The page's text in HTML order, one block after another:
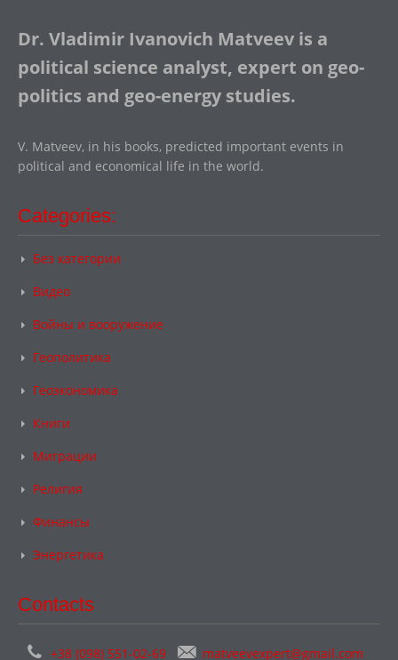
Dr. Vladimir Ivanovich Matveev is a
political science analyst, expert on geo-
politics and geo-energy studies.
V. Matveev, in his books, predicted important events in
political and economical life in the world.
Categories:
Без категории
Видео
Войны и вооружение
Геополитика
Геоэкономика
Книги
Миграции
Религия
Финансы
Энергетика
Contacts
+38 (098) 551-02-69 matveevexpert@gmail.com